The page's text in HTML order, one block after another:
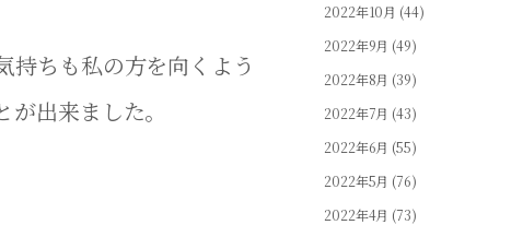
ちも私の方を向くよう
出来ました。
2022年10月 (44)
2022年9月 (49)
2022年8月 (39)
2022年7月 (43)
2022年6月 (55)
2022年5月 (76)
2022年4月 (73)